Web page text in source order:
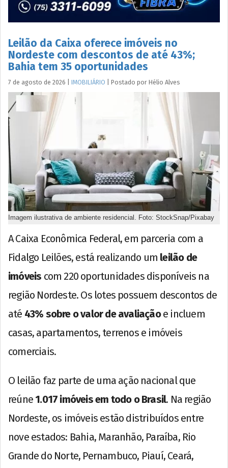
Leilão da Caixa oferece imóveis no
Nordeste com descontos de até 43%;
Bahia tem 35 oportunidades
7 de agosto de 2026 IMOBILIÁRIO Postado por Hélio Alves
Imagem ilustrativa de ambiente residencial. Foto: StockSnap/Pixabay
A Caixa Econômica Federal, em parceria com a
Fidalgo Leilões, está realizando um leilão de
imóveis com 220 oportunidades disponíveis na
região Nordeste. Os lotes possuem descontos de
até 43% sobre o valor de avaliaçãoe incluem
casas, apartamentos, terrenos e imóveis
comerciais.
O leilão faz parte de uma ação nacional que
reúne 1.017 imóveis em todo o Brasil. Na região
Nordeste, os imóveis estão distribuídos entre
nove estados: Bahia, Maranhão, Paraíba, Rio
Grande do Norte, Pernambuco, Piauí, Ceará,